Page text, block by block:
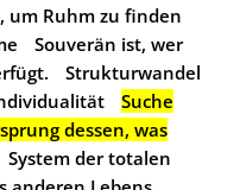
um Ruhm zu finden
Souverän ist, wer
Strukturwandel
Suche
dessen, was
System der totalen